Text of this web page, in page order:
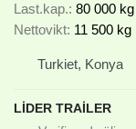
Last.kap. 80 000 kg
Nettovikt 11 500 kg
Turkiet, Konya
LİDER TRAİLER